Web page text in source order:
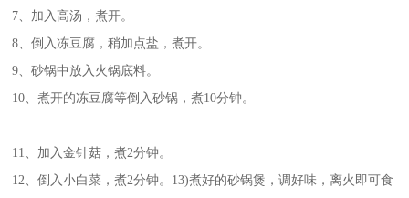
7、加入高汤，煮开。
8、倒入冻豆腐，稍加点盐，煮开。
9、砂锅中放入火锅底料。
10、煮开的冻豆腐等倒入砂锅，煮10分钟。
11、加入金针菇，煮2分钟。
12、倒入小白菜，煮2分钟。13)煮好的砂锅煲，调好味，离火即可食